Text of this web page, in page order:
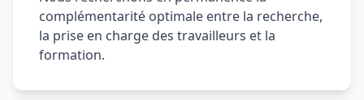
complémentarité optimale entre la recherche,
la prise en charge des travailleurs et la
formation.